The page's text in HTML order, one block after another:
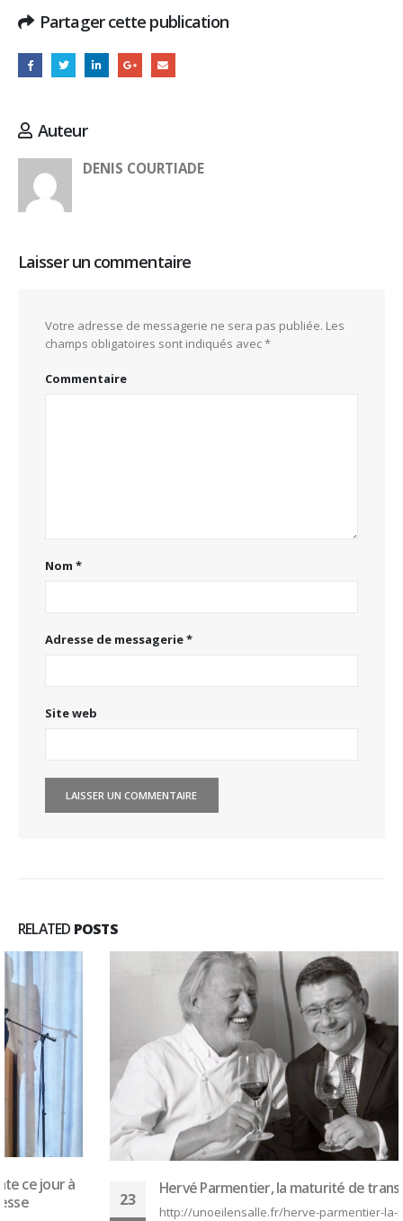
Partager cette publication
Auteur
DENIS COURTIADE
Laisser un commentaire
Votre adresse de messagerie ne sera pas publiée. Les
champs obligatoires sont indiqués avec*
Commentaire
Nom *
Adresse de messagerie*
Site web
RELATED POSTS
23
Hervé Parmentier, la maturité de transmettre
http://unoeilensalle.fr/herve-parmentier-la-maturite-de-